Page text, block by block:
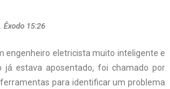
Êxodo 15:26
engenheiro eletricista muito inteligente e
já estava aposentado, foi chamado por
para identificar um problema